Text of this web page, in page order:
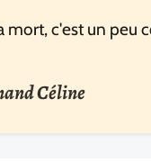
mort, c'est un peu
Céline